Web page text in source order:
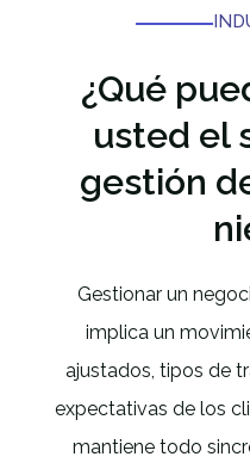
¿Qué
usted el
gestión
Gestionar un
implica un
ajustados, tipos de
expectativas de los
mantiene todo